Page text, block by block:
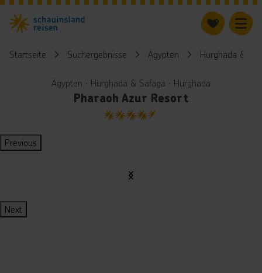
Startseite Suchergebnisse Ägypten Hurghada &
Ägypten ∙ Hurghada & Safaga ∙ Hurghada
Pharaoh Azur Resort
4.5
Previous
Next